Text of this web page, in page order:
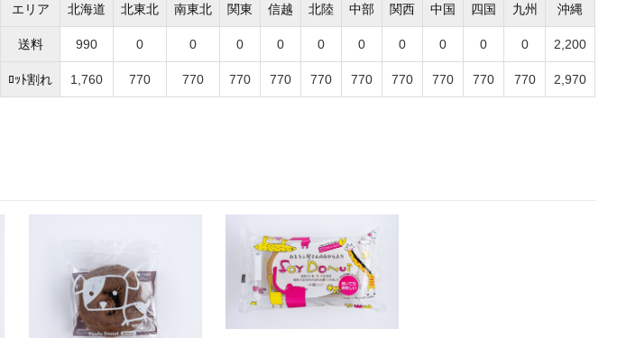
エリア 北海道 北東北 南東北 関東 信越 北陸 中部 関西 中国 四国 九州 沖縄
送料 990 0 0 0 0 0 0 0 0 0 0 2,200
ﾛｯﾄ割れ 1,760 770 770 770 770 770 770 770 770 770 770 2,970